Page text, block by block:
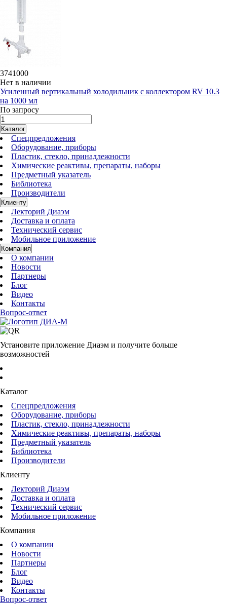
3741000
Нет в наличии
Усиленный вертикальный холодильник с коллектором RV 10.3
на 1000 мл
По запросу
Каталог
Спецпредложения
Оборудование, приборы
Пластик, стекло, принадлежности
Химические реактивы, препараты, наборы
Предметный указатель
Библиотека
Производители
Клиенту
Лекторий Диаэм
Доставка и оплата
Технический сервис
Мобильное приложение
Компания
О компании
Новости
Партнеры
Блог
Видео
Контакты
Вопрос-ответ
Установите приложение Диаэм и получите больше
возможностей
Каталог
Спецпредложения
Оборудование, приборы
Пластик, стекло, принадлежности
Химические реактивы, препараты, наборы
Предметный указатель
Библиотека
Производители
Клиенту
Лекторий Диаэм
Доставка и оплата
Технический сервис
Мобильное приложение
Компания
О компании
Новости
Партнеры
Блог
Видео
Контакты
Вопрос-ответ